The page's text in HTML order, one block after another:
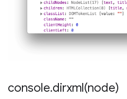
console.dirxml(node)